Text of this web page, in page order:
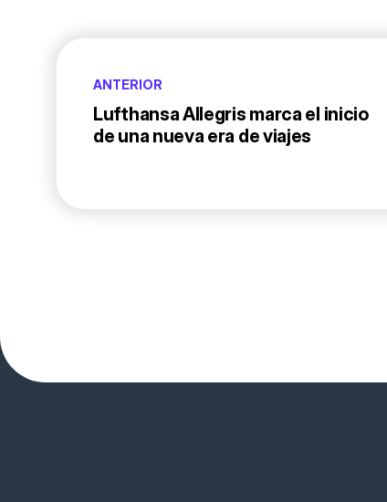
ANTERIOR
Lufthansa Allegris marca el inicio
de una nueva era de viajes